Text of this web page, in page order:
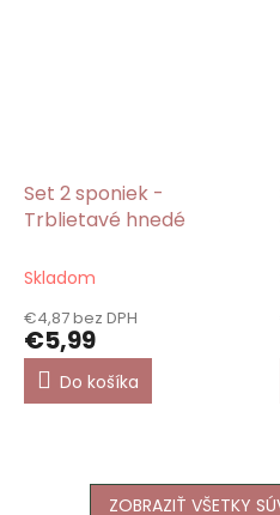
Set 2 sponiek -
Trblietavé hnedé
Skladom
€4,87 bez DPH
€5,99
Do košíka
ZOBRAZIŤ VŠETKY